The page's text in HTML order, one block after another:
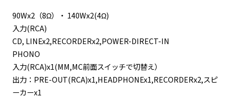
90Wx2（8Ω）・ 140Wx2(4Ω)
入力(RCA)
CD, LINEx2,RECORDERx2,POWER-DIRECT-IN
PHONO
入力(RCA)x1(MM,MC前面スイッチで切替え）
出力：PRE-OUT(RCA)x1,HEADPHONEx1,RECORDERx2,スピ
ーカーx1